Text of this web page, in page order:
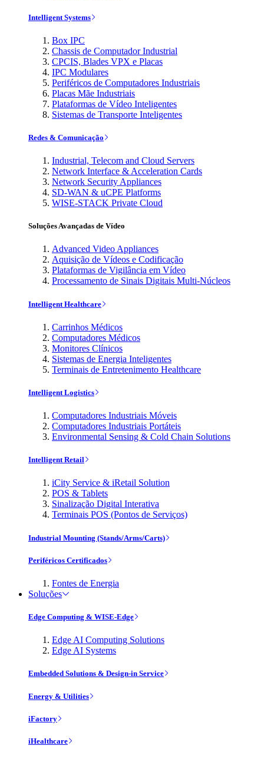
Intelligent Systems
Box IPC
Chassis de Computador Industrial
CPCIS, Blades VPX e Placas
IPC Modulares
Periféricos de Computadores Industriais
Placas Mãe Industriais
Plataformas de Vídeo Inteligentes
Sistemas de Transporte Inteligentes
Redes & Comunicação
Industrial, Telecom and Cloud Servers
Network Interface & Acceleration Cards
Network Security Appliances
SD-WAN & uCPE Platforms
WISE-STACK Private Cloud
Soluções Avançadas de Vídeo
Advanced Video Appliances
Aquisição de Vídeos e Codificação
Plataformas de Vigilância em Vídeo
Processamento de Sinais Digitais Multi-Núcleos
Intelligent Healthcare
Carrinhos Médicos
Computadores Médicos
Monitores Clínicos
Sistemas de Energia Inteligentes
Terminais de Entretenimento Healthcare
Intelligent Logistics
Computadores Industriais Móveis
Computadores Industriais Portáteis
Environmental Sensing & Cold Chain Solutions
Intelligent Retail
iCity Service & iRetail Solution
POS & Tablets
Sinalização Digital Interativa
Terminais POS (Pontos de Serviços)
Industrial Mounting (Stands/Arms/Carts)
Periféricos Certificados
Fontes de Energia
Soluções
Edge Computing & WISE-Edge
Edge AI Computing Solutions
Edge AI Systems
Embedded Solutions & Design-in Service
Energy & Utilities
iFactory
iHealthcare